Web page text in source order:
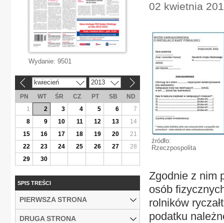
02 kwietnia
źródło:
Rzeczpospolita
Zgodnie z nim
osób
rolników
podatku
Wydanie: 9501
kwiecień 2013
PN WT ŚR CZ PT SB
ND
1
2 3 4 5 6
7
8
9 10 11 12 13
14
15
16 17 18 19 20
21
22
23 24 25 26 27
28
29
30
SPIS TREŚCI
PIERWSZA STRONA
DRUGA STRONA